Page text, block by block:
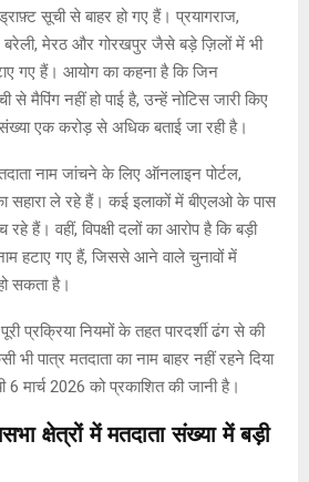
सूची से बाहर हो गए हैं। प्रयागराज,
बरेली, मेरठ और गोरखपुर जैसे बड़े ज़िलों में भी
गए हैं। आयोग का कहना है कि जिन
मैपिंग नहीं हो पाई है, उन्हें नोटिस जारी किए
एक करोड़ से अधिक बताई जा रही है।
नाम जांचने के लिए ऑनलाइन पोर्टल,
ले रहे हैं। कई इलाकों में बीएलओ के पास
हैं। वहीं, विपक्षी दलों का आरोप है कि बड़ी
हटाए गए हैं, जिससे आने वाले चुनावों में
सकता है।
प्रक्रिया नियमों के तहत पारदर्शी ढंग से की
पात्र मतदाता का नाम बाहर नहीं रहने दिया
6 मार्च 2026 को प्रकाशित की जानी है।
क्षेत्रों में मतदाता संख्या में बड़ी